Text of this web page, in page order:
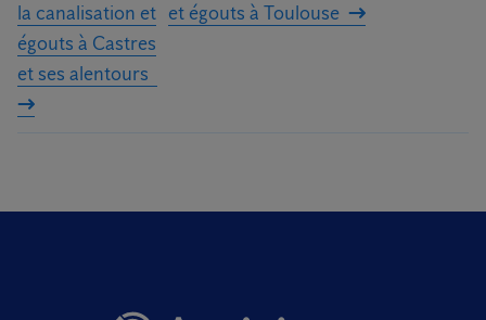
la canalisation et
égouts à Castres
et ses alentours
et égouts à Toulouse